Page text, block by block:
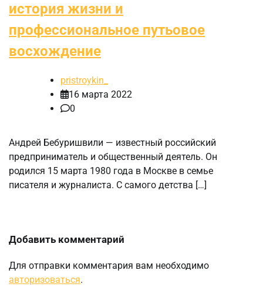
история жизни и
профессиональное путьовое
восхождение
pristroykin_
16 марта 2022
0
Андрей Бебуришвили — известный российский
предприниматель и общественный деятель. Он
родился 15 марта 1980 года в Москве в семье
писателя и журналиста. С самого детства […]
Добавить комментарий
Для отправки комментария вам необходимо
авторизоваться.